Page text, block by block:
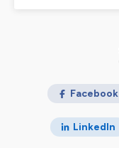
Facebook
LinkedIn